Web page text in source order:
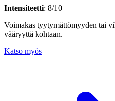
Intensiteetti: 8/10
Voimakas tyytymättömyyden tai
vääryyttä kohtaan.
Katso myös